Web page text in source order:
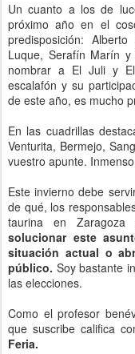
Un cuanto a los de
próximo año en el
predisposición:
Luque, Serafín Marín y
nombrar a El Juli y
escalafón y su
de este año, es mucho
En las cuadrillas
Venturita, Bermejo,
vuestro apunte.
Este invierno debe
de qué, los
taurina en Zaragoza
solucionar este
situación actual o
público. Soy bastante
las elecciones.
Como el profesor
que suscribe califica
Feria.